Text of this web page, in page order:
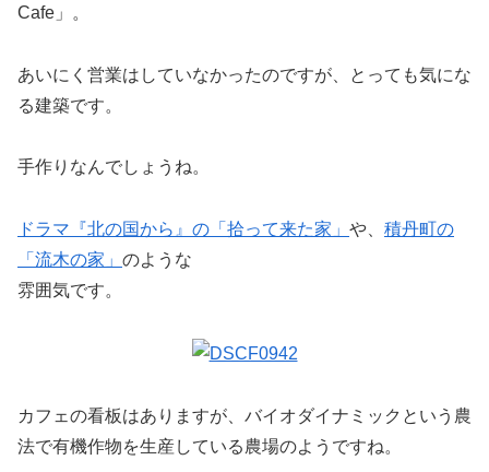
Cafe」。
あいにく営業はしていなかったのですが、とっても気にな
る建築です。
手作りなんでしょうね。
ドラマ『北の国から』の「拾って来た家」 や、 積丹町の
「流木の家」 のような
雰囲気です。
カフェの看板はありますが、バイオダイナミックという農
法で有機作物を生産している農場のようですね。